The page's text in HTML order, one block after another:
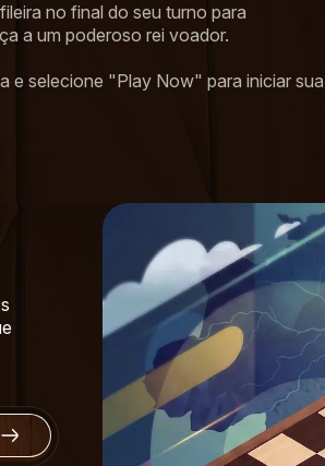
no final do seu turno para
a um poderoso rei voador.
selecione "Play Now" para iniciar